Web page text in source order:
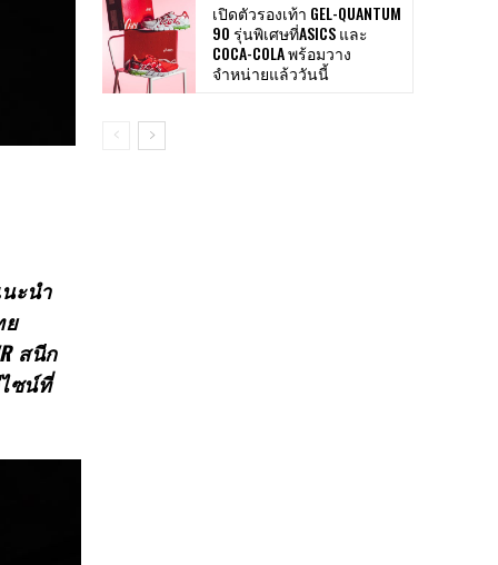
ะนำ
ย
สนีก
ซน์ที่
เปิดตัวรองเท้า GEL-QUANTUM
90 รุ่นพิเศษที่ASICS และ
COCA-COLA พร้อมวาง
จำหน่ายแล้ววันนี้